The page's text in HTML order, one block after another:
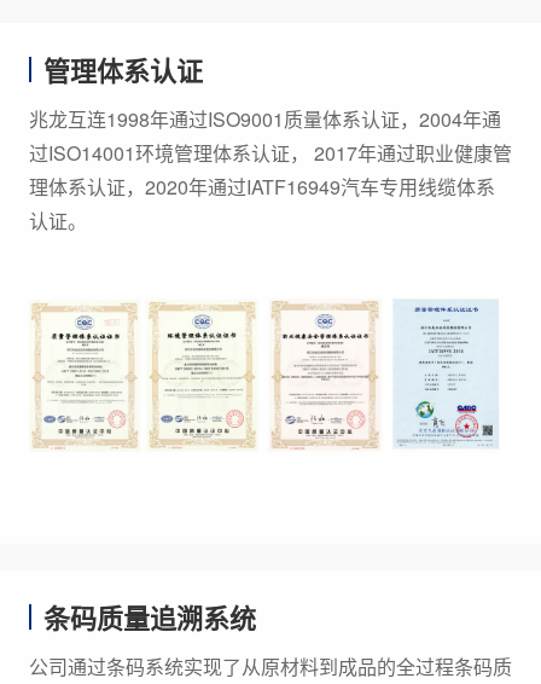
管理体系认证
兆龙互连1998年通过ISO9001质量体系认证，2004年通
过ISO14001环境管理体系认证， 2017年通过职业健康管
理体系认证，2020年通过IATF16949汽车专用线缆体系
认证。
条码质量追溯系统
公司通过条码系统实现了从原材料到成品的全过程条码质